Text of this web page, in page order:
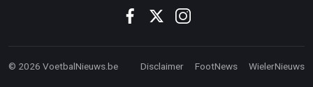
© 2026 VoetbalNieuws.be Disclaimer FootNews WielerNieuws